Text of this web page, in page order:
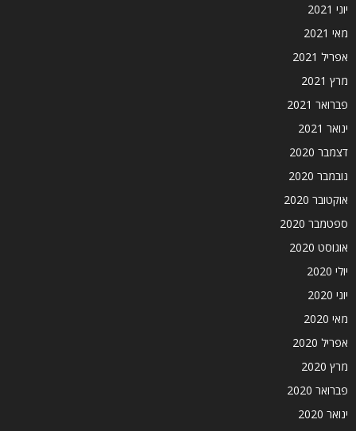
יוני 2021
מאי 2021
אפריל 2021
מרץ 2021
פברואר 2021
ינואר 2021
דצמבר 2020
נובמבר 2020
אוקטובר 2020
ספטמבר 2020
אוגוסט 2020
יולי 2020
יוני 2020
מאי 2020
אפריל 2020
מרץ 2020
פברואר 2020
ינואר 2020